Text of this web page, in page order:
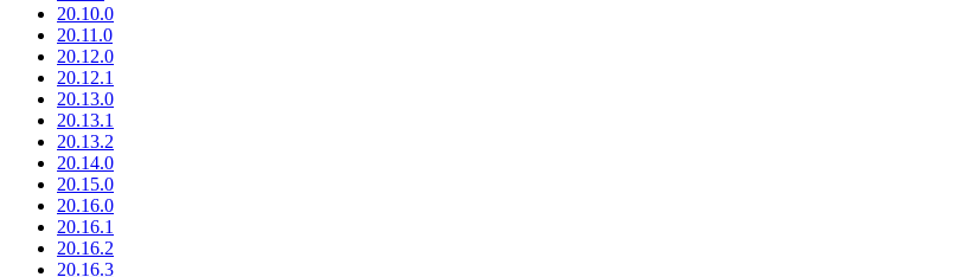
20.10.0
20.11.0
20.12.0
20.12.1
20.13.0
20.13.1
20.13.2
20.14.0
20.15.0
20.16.0
20.16.1
20.16.2
20.16.3